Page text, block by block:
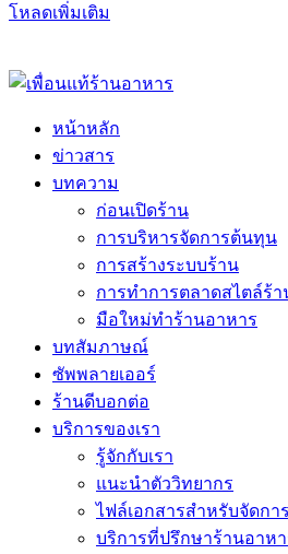
โหลดเพิ่มเติม
หน้าหลัก
ข่าวสาร
บทความ
ก่อนเปิดร้าน
การบริหารจัดการต้นทุน
การสร้างระบบร้าน
การทำการตลาดสไตล์ร้า
มือใหม่ทำร้านอาหาร
บทสัมภาษณ์
ซัพพลายเออร์
ร้านดีบอกต่อ
บริการของเรา
รู้จักกับเรา
แนะนำตัววิทยากร
ไฟล์เอกสารสำหรับจัดกา
บริการที่ปรึกษาร้านอาหา